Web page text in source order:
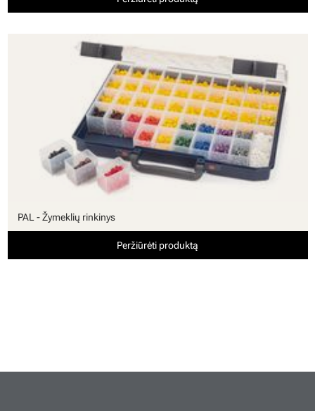
PAL - Žymeklių rinkinys
Peržiūrėti produktą